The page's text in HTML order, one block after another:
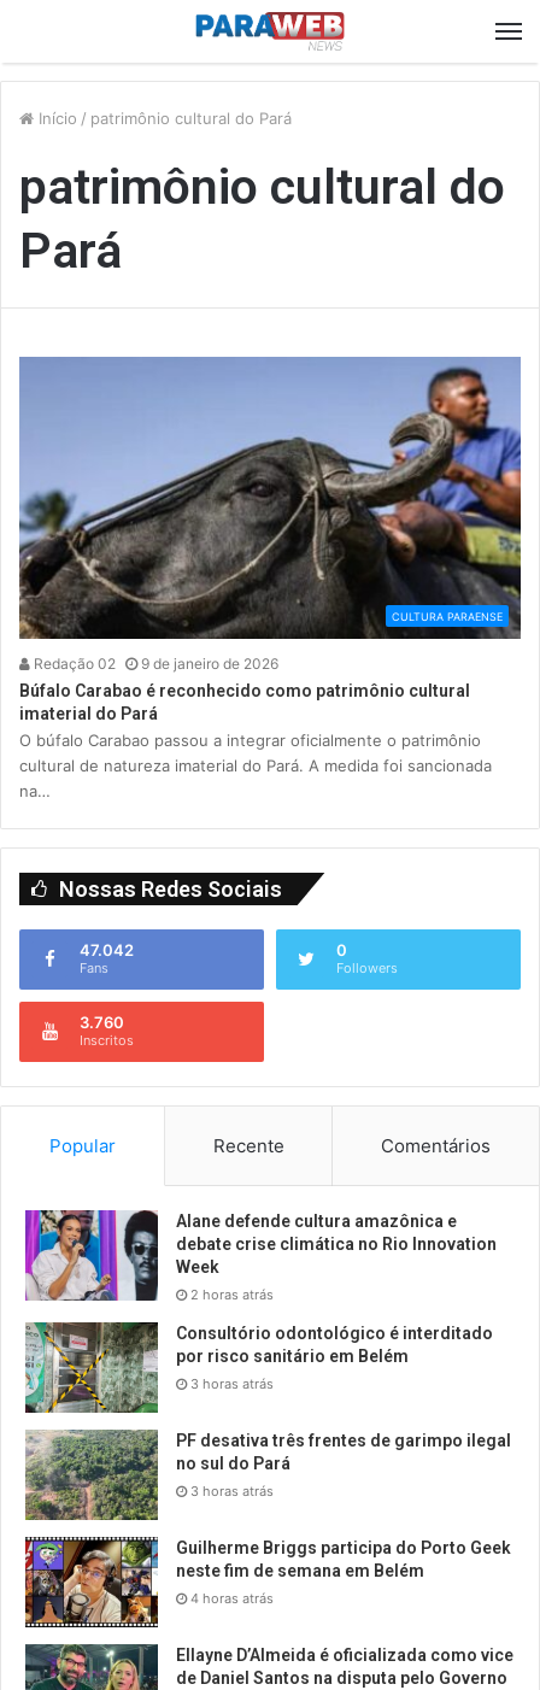
Início / patrimônio cultural do Pará
patrimônio cultural do
Pará
CULTURA PARAENSE
Redação 02 9 de janeiro de 2026
Búfalo Carabao é reconhecido como patrimônio cultural
imaterial do Pará
O búfalo Carabao passou a integrar oficialmente o patrimônio
cultural de natureza imaterial do Pará. A medida foi sancionada
na…
Nossas Redes Sociais
47.042
Fans
0
Followers
3.760
Inscritos
Popular Recente Comentários
Alane defende cultura amazônica e
debate crise climática no Rio Innovation
Week
2 horas atrás
Consultório odontológico é interditado
por risco sanitário em Belém
3 horas atrás
PF desativa três frentes de garimpo ilegal
no sul do Pará
3 horas atrás
Guilherme Briggs participa do Porto Geek
neste fim de semana em Belém
4 horas atrás
Ellayne D’Almeida é oficializada como vice
de Daniel Santos na disputa pelo Governo